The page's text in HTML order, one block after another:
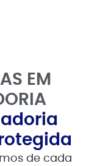
EM
de cada